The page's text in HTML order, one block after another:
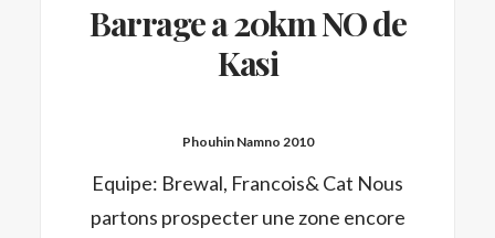
Barrage a 20km NO de
Kasi
Phouhin Namno 2010
Equipe: Brewal, Francois& Cat Nous
partons prospecter une zone encore